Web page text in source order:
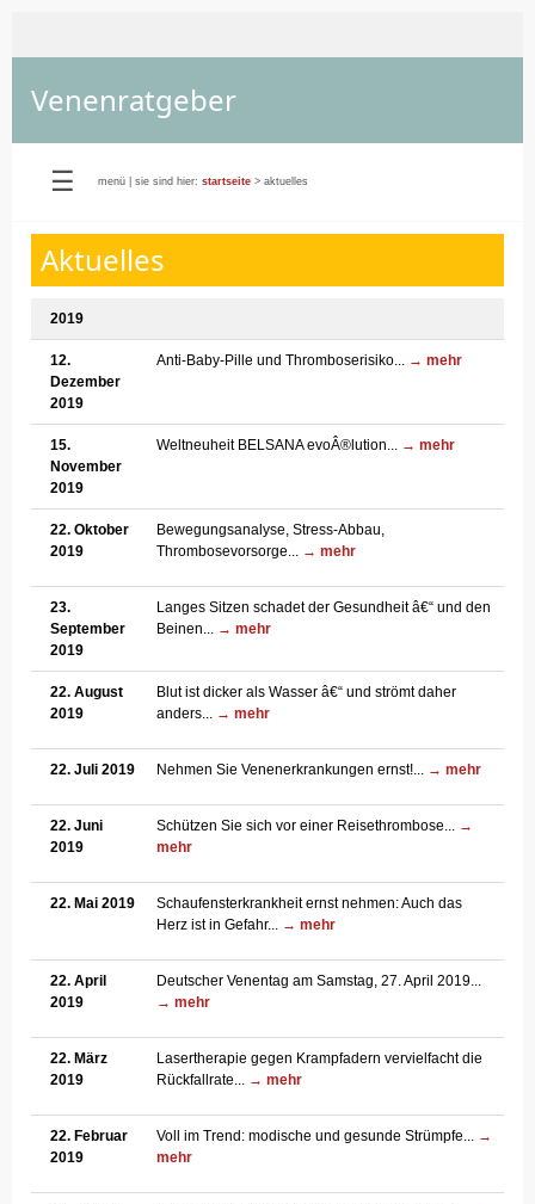
Venenratgeber
☰ menü sie sind hier: startseite > aktuelles
Aktuelles
2019
12.
Dezember
2019
Anti-Baby-Pille und Thromboserisiko... → mehr
15.
November
2019
Weltneuheit BELSANA evoÂ®lution... → mehr
22. Oktober
2019
Bewegungsanalyse, Stress-Abbau,
Thrombosevorsorge... → mehr
23.
September
2019
Langes Sitzen schadet der Gesundheit â€“ und den
Beinen... → mehr
22. August
2019
Blut ist dicker als Wasser â€“ und strömt daher
anders... → mehr
22. Juli 2019 Nehmen Sie Venenerkrankungen ernst!... → mehr
22. Juni
2019
Schützen Sie sich vor einer Reisethrombose... →
mehr
22. Mai 2019
Schaufensterkrankheit ernst nehmen: Auch das
Herz ist in Gefahr... → mehr
22. April
2019
Deutscher Venentag am Samstag, 27. April 2019...
→ mehr
22. März
2019
Lasertherapie gegen Krampfadern vervielfacht die
Rückfallrate... → mehr
22. Februar
2019
Voll im Trend: modische und gesunde Strümpfe... →
mehr